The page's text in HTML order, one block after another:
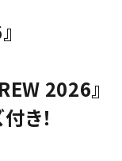
2026』
き！